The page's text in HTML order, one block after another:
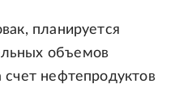
планируется
объемов
счет нефтепродуктов